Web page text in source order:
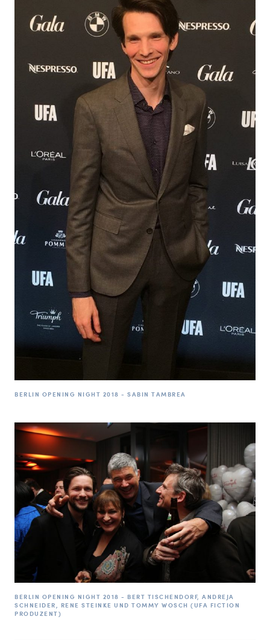
BERLIN OPENING NIGHT 2018 - SABIN TAMBREA
BERLIN OPENING NIGHT 2018 - BERT TISCHENDORF, ANDREJA
SCHNEIDER, RENE STEINKE UND TOMMY WOSCH (UFA FICTION
PRODUZENT)